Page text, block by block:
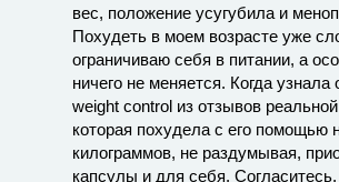
вес, положение усугубила и
Похудеть в моем возрасте уже
ограничиваю себя в питании, а
ничего не меняется. Когда узнала
weight control из отзывов
которая похудела с его помощью
килограммов, не раздумывая,
капсулы и для себя. Согласитесь,